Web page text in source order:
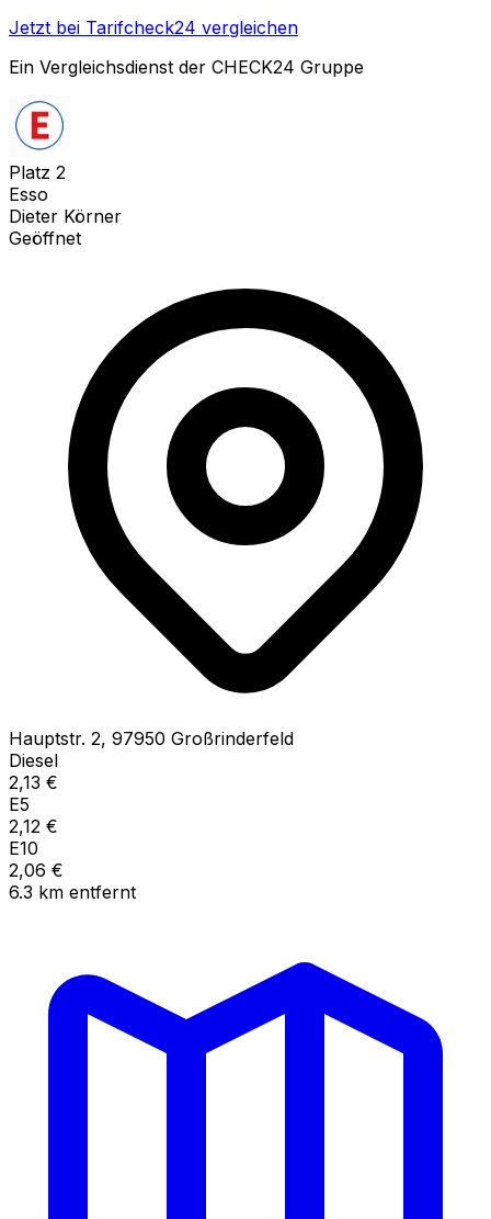
Jetzt bei Tarifcheck24 vergleichen
Ein Vergleichsdienst der CHECK24 Gruppe
Platz 2
Esso
Dieter Körner
Geöffnet
Hauptstr. 2, 97950 Großrinderfeld
Diesel
2,13 €
E5
2,12 €
E10
2,06 €
6.3 km entfernt